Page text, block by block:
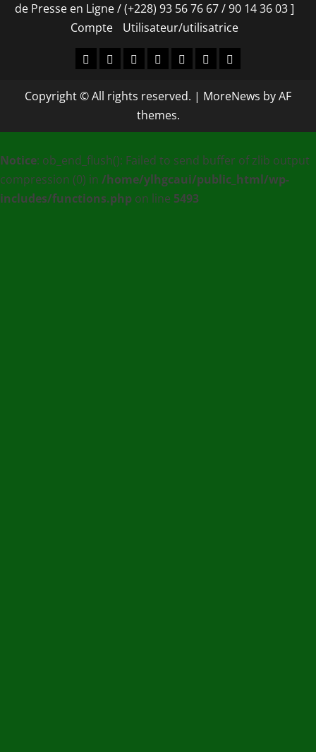
de Presse en Ligne / (+228) 93 56 76 67 / 90 14 36 03 ]
Compte
Utilisateur/utilisatrice
Accueil
À
Nos
Contact
[
–
PLUS
:
Agence
de
CompteUtilisateur/
Copyright © All rights reserved. | MoreNews by AF
themes.
Notice: ob_end_flush(): Failed to send buffer of zlib output
compression (0) in /home/ylhgcaui/public_html/wp-
includes/functions.php on line 5493